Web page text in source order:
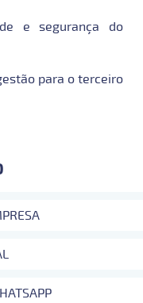
e segurança do
para o terceiro